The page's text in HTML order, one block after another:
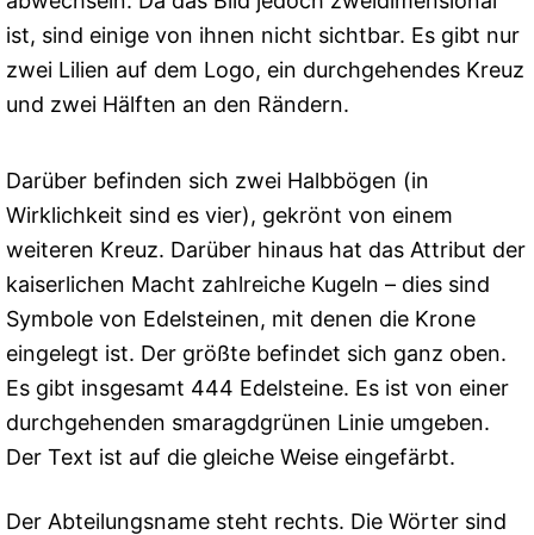
ist, sind einige von ihnen nicht sichtbar. Es gibt nur
zwei Lilien auf dem Logo, ein durchgehendes Kreuz
und zwei Hälften an den Rändern.
Darüber befinden sich zwei Halbbögen (in
Wirklichkeit sind es vier), gekrönt von einem
weiteren Kreuz. Darüber hinaus hat das Attribut der
kaiserlichen Macht zahlreiche Kugeln – dies sind
Symbole von Edelsteinen, mit denen die Krone
eingelegt ist. Der größte befindet sich ganz oben.
Es gibt insgesamt 444 Edelsteine. Es ist von einer
durchgehenden smaragdgrünen Linie umgeben.
Der Text ist auf die gleiche Weise eingefärbt.
Der Abteilungsname steht rechts. Die Wörter sind